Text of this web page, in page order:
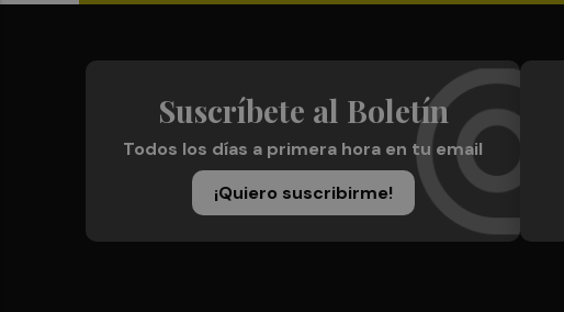
Suscríbete al Boletín
Todos los días a primera hora en tu email
¡Quiero suscribirme!